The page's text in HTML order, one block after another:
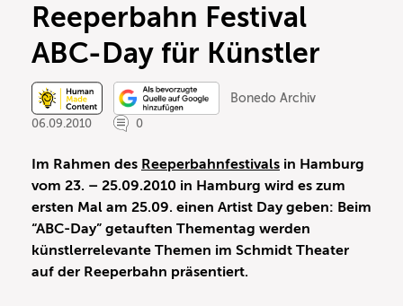
Reeperbahn Festival
ABC-Day für Künstler
Bonedo Archiv
06.09.2010
0
Im Rahmen des Reeperbahnfestivals in Hamburg
vom 23. – 25.09.2010 in Hamburg wird es zum
ersten Mal am 25.09. einen Artist Day geben: Beim
“ABC-Day” getauften Thementag werden
künstlerrelevante Themen im Schmidt Theater
auf der Reeperbahn präsentiert.